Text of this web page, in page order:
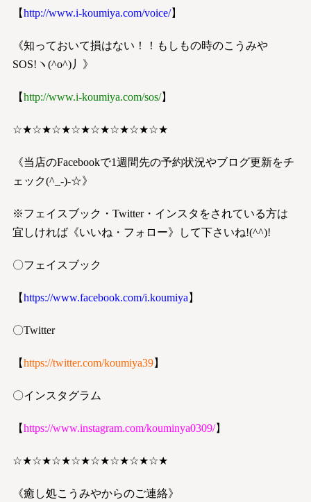
【http://www.i-koumiya.com/voice/】
《知っておいて損はない！！もしもの時のこうみや
SOS!ヽ(^o^)丿》
【http://www.i-koumiya.com/sos/】
☆★☆★☆★☆★☆★☆★☆★☆★
《当店のFacebookで1週間先の予約状況やブログ更新をチ
ェック(^_-)-☆》
※フェイスブック・Twitter・インスタをされている方は
宜しければ《いいね・フォロー》して下さいね!(^^)!
〇フェイスブック
【https://www.facebook.com/i.koumiya 】
〇Twitter
【https://twitter.com/koumiya39】
〇インスタグラム
【https://www.instagram.com/kouminya0309/】
☆★☆★☆★☆★☆★☆★☆★☆★
《癒し処こうみやからのご連絡》